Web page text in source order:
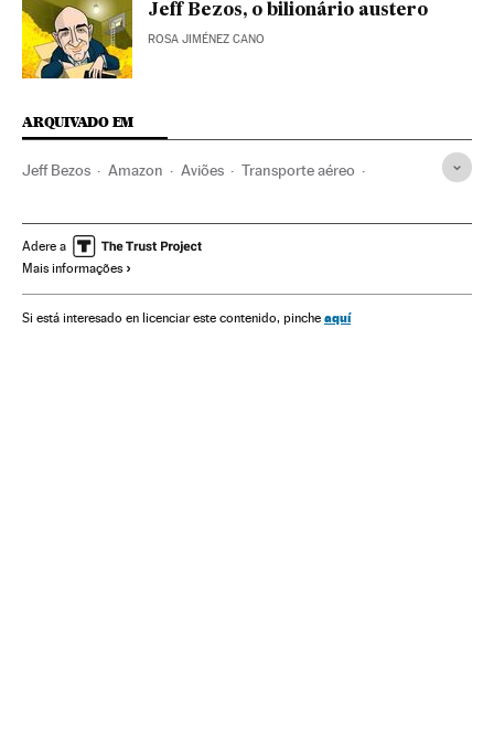
Jeff Bezos, o bilionário austero
ROSA JIMÉNEZ CANO
ARQUIVADO EM
Jeff Bezos Amazon Aviões Transporte aéreo
Comércio Internet Empresas
Telecomunicações
Adere a
Mais informações
Si está interesado en licenciar este contenido, pinche aquí